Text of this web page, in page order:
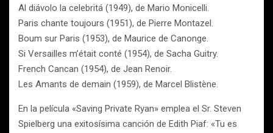
Al diávolo la celebritá (1949), de Mario Monicelli.
Paris chante toujours (1951), de Pierre Montazel.
Boum sur Paris (1953), de Maurice de Canonge.
Si Versailles m’était conté (1954), de Sacha Guitry.
French Cancan (1954), de Jean Renoir.
Les Amants de demain (1959), de Marcel Blistène.
En la película «Saving Private Ryan» emplea el Sr. Steven
Spielberg una exitosísima canción de Edith Piaf: «Tu es